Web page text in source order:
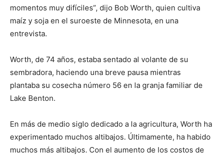
momentos muy difíciles”, dijo Bob Worth, quien cultiva
maíz y soja en el suroeste de Minnesota, en una
entrevista.
Worth, de 74 años, estaba sentado al volante de su
sembradora, haciendo una breve pausa mientras
plantaba su cosecha número 56 en la granja familiar de
Lake Benton.
En más de medio siglo dedicado a la agricultura, Worth ha
experimentado muchos altibajos. Últimamente, ha habido
muchos más altibajos. Con el aumento de los costos de